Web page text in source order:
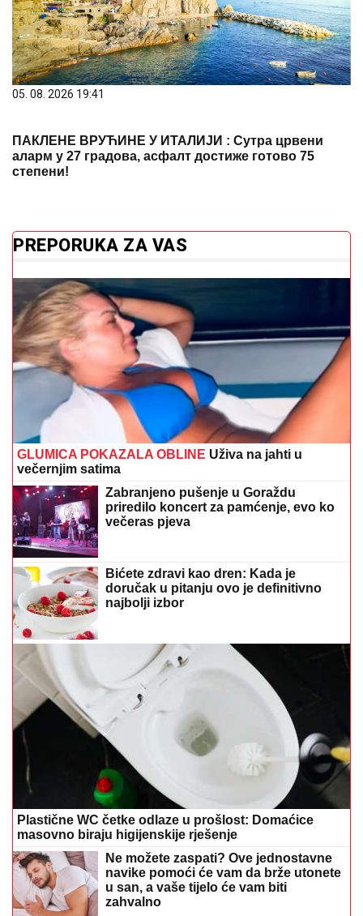
05. 08. 2026 19:41
ПАКЛЕНЕ ВРУЋИНЕ У ИТАЛИЈИ : Сутра црвени
аларм у 27 градова, асфалт достиже готово 75
степени!
PREPORUKA ZA VAS
GLUMICA POKAZALA OBLINE Uživa na jahti u
večernjim satima
Zabranjeno pušenje u Goraždu
priredilo koncert za pamćenje, evo ko
večeras pjeva
Bićete zdravi kao dren: Kada je
doručak u pitanju ovo je definitivno
najbolji izbor
Plastične WC četke odlaze u prošlost: Domaćice
masovno biraju higijenskije rješenje
Ne možete zaspati? Ove jednostavne
navike pomoći će vam da brže utonete
u san, a vaše tijelo će vam biti
zahvalno